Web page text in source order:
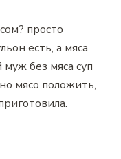
просто
есть, а мяса
без мяса суп
мясо положить,